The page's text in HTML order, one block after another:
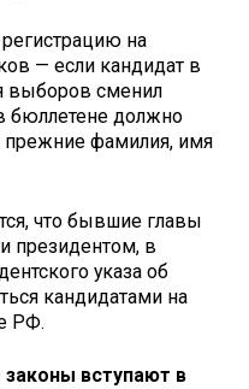
на
— если кандидат в
выборов сменил
бюллетене должно
прежние фамилия, имя
что бывшие главы
президентом, в
указа об
кандидатами на
РФ.
вступают в